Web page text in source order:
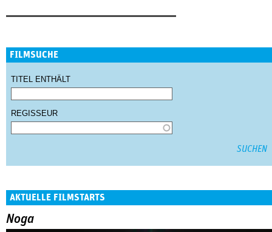
FILMSUCHE
TITEL ENTHÄLT
REGISSEUR
AKTUELLE FILMSTARTS
Noga